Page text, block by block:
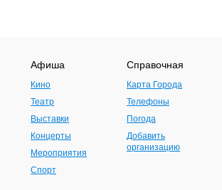
Афиша
Кино
Театр
Выставки
Концерты
Мероприятия
Спорт
Справочная
Карта Города
Телефоны
Погода
Добавить
организацию